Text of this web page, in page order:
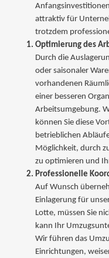
attraktiv für
trotzdem
Optimierung des
Durch die
oder saisonaler
vorhandenen
einer besseren
Arbeitsumgebung.
können Sie diese
betrieblichen
Möglichkeit, durch
zu optimieren und
Professionelle
Auf Wunsch
Einlagerung für
Lotte, müssen Sie
kann Ihr
Wir führen das
Einrichtungen,